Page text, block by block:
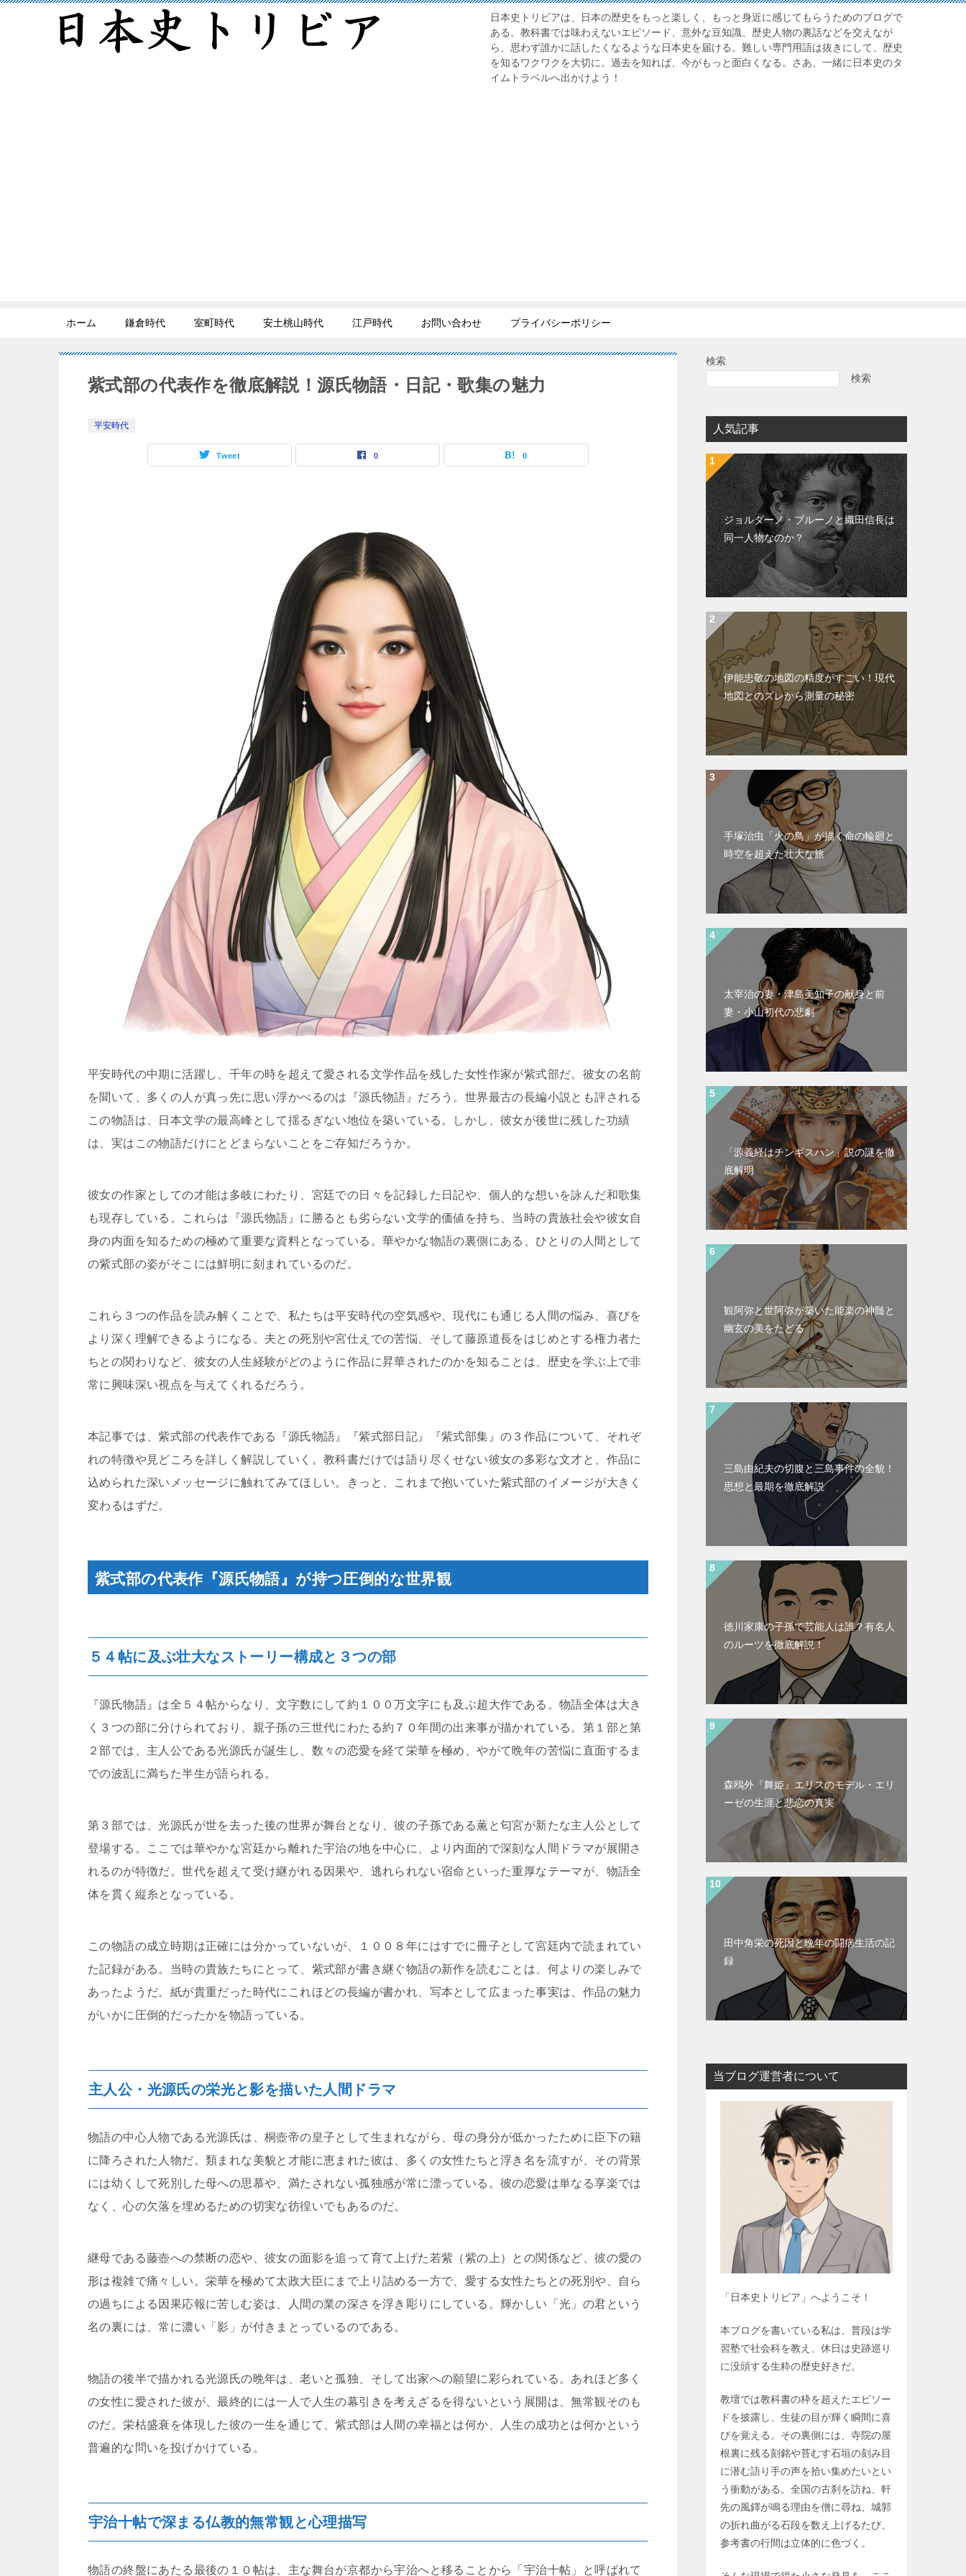
日本史トリビアは、日本の歴史をもっと楽しく、もっと身近に感じてもらうためのブログで
ある。教科書では味わえないエピソード、意外な豆知識、歴史人物の裏話などを交えなが
ら、思わず誰かに話したくなるような日本史を届ける。難しい専門用語は抜きにして、歴史
を知るワクワクを大切に。過去を知れば、今がもっと面白くなる。さあ、一緒に日本史のタ
イムトラベルへ出かけよう！
ホーム 鎌倉時代 室町時代 安土桃山時代 江戸時代 お問い合わせ プライバシーポリシー
紫式部の代表作を徹底解説！源氏物語・日記・歌集の魅力
平安時代
Tweet 0 0
平安時代の中期に活躍し、千年の時を超えて愛される文学作品を残した女性作家が紫式部だ。彼女の名前
を聞いて、多くの人が真っ先に思い浮かべるのは『源氏物語』だろう。世界最古の長編小説とも評される
この物語は、日本文学の最高峰として揺るぎない地位を築いている。しかし、彼女が後世に残した功績
は、実はこの物語だけにとどまらないことをご存知だろうか。
彼女の作家としての才能は多岐にわたり、宮廷での日々を記録した日記や、個人的な想いを詠んだ和歌集
も現存している。これらは『源氏物語』に勝るとも劣らない文学的価値を持ち、当時の貴族社会や彼女自
身の内面を知るための極めて重要な資料となっている。華やかな物語の裏側にある、ひとりの人間として
の紫式部の姿がそこには鮮明に刻まれているのだ。
これら３つの作品を読み解くことで、私たちは平安時代の空気感や、現代にも通じる人間の悩み、喜びを
より深く理解できるようになる。夫との死別や宮仕えでの苦悩、そして藤原道長をはじめとする権力者た
ちとの関わりなど、彼女の人生経験がどのように作品に昇華されたのかを知ることは、歴史を学ぶ上で非
常に興味深い視点を与えてくれるだろう。
本記事では、紫式部の代表作である『源氏物語』『紫式部日記』『紫式部集』の３作品について、それぞ
れの特徴や見どころを詳しく解説していく。教科書だけでは語り尽くせない彼女の多彩な文才と、作品に
込められた深いメッセージに触れてみてほしい。きっと、これまで抱いていた紫式部のイメージが大きく
変わるはずだ。
紫式部の代表作『源氏物語』が持つ圧倒的な世界観
５４帖に及ぶ壮大なストーリー構成と３つの部
『源氏物語』は全５４帖からなり、文字数にして約１００万文字にも及ぶ超大作である。物語全体は大き
く３つの部に分けられており、親子孫の三世代にわたる約７０年間の出来事が描かれている。第１部と第
２部では、主人公である光源氏が誕生し、数々の恋愛を経て栄華を極め、やがて晩年の苦悩に直面するま
での波乱に満ちた半生が語られる。
第３部では、光源氏が世を去った後の世界が舞台となり、彼の子孫である薫と匂宮が新たな主人公として
登場する。ここでは華やかな宮廷から離れた宇治の地を中心に、より内面的で深刻な人間ドラマが展開さ
れるのが特徴だ。世代を超えて受け継がれる因果や、逃れられない宿命といった重厚なテーマが、物語全
体を貫く縦糸となっている。
この物語の成立時期は正確には分かっていないが、１００８年にはすでに冊子として宮廷内で読まれてい
た記録がある。当時の貴族たちにとって、紫式部が書き継ぐ物語の新作を読むことは、何よりの楽しみで
あったようだ。紙が貴重だった時代にこれほどの長編が書かれ、写本として広まった事実は、作品の魅力
がいかに圧倒的だったかを物語っている。
主人公・光源氏の栄光と影を描いた人間ドラマ
物語の中心人物である光源氏は、桐壺帝の皇子として生まれながら、母の身分が低かったために臣下の籍
に降ろされた人物だ。類まれな美貌と才能に恵まれた彼は、多くの女性たちと浮き名を流すが、その背景
には幼くして死別した母への思慕や、満たされない孤独感が常に漂っている。彼の恋愛は単なる享楽では
なく、心の欠落を埋めるための切実な彷徨いでもあるのだ。
継母である藤壺への禁断の恋や、彼女の面影を追って育て上げた若紫（紫の上）との関係など、彼の愛の
形は複雑で痛々しい。栄華を極めて太政大臣にまで上り詰める一方で、愛する女性たちとの死別や、自ら
の過ちによる因果応報に苦しむ姿は、人間の業の深さを浮き彫りにしている。輝かしい「光」の君という
名の裏には、常に濃い「影」が付きまとっているのである。
物語の後半で描かれる光源氏の晩年は、老いと孤独、そして出家への願望に彩られている。あれほど多く
の女性に愛された彼が、最終的には一人で人生の幕引きを考えざるを得ないという展開は、無常観そのも
のだ。栄枯盛衰を体現した彼の一生を通じて、紫式部は人間の幸福とは何か、人生の成功とは何かという
普遍的な問いを投げかけている。
宇治十帖で深まる仏教的無常観と心理描写
物語の終盤にあたる最後の１０帖は、主な舞台が京都から宇治へと移ることから「宇治十帖」と呼ばれて
検索
検索
人気記事
ジョルダーノ・ブルーノと織田信長は
同一人物なのか？
伊能忠敬の地図の精度がすごい！現代
地図とのズレから測量の秘密
手塚治虫「火の鳥」が描く命の輪廻と
時空を超えた壮大な旅
太宰治の妻・津島美知子の献身と前
妻・小山初代の悲劇
「源義経はチンギスハン」説の謎を徹
底解明
観阿弥と世阿弥が築いた能楽の神髄と
幽玄の美をたどる
三島由紀夫の切腹と三島事件の全貌！
思想と最期を徹底解説
徳川家康の子孫で芸能人は誰？有名人
のルーツを徹底解説！
森鴎外『舞姫』エリスのモデル・エリ
ーゼの生涯と悲恋の真実
田中角栄の死因と晩年の闘病生活の記
録
当ブログ運営者について
「日本史トリビア」へようこそ！
本ブログを書いている私は、普段は学
習塾で社会科を教え、休日は史跡巡り
に没頭する生粋の歴史好きだ。
教壇では教科書の枠を超えたエピソー
ドを披露し、生徒の目が輝く瞬間に喜
びを覚える。その裏側には、寺院の屋
根裏に残る刻銘や苔むす石垣の刻み目
に潜む語り手の声を拾い集めたいとい
う衝動がある。全国の古刹を訪ね、軒
先の風鐸が鳴る理由を僧に尋ね、城郭
の折れ曲がる石段を数え上げるたび、
参考書の行間は立体的に色づく。